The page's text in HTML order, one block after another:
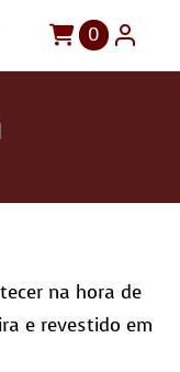
0
na hora de
e revestido em